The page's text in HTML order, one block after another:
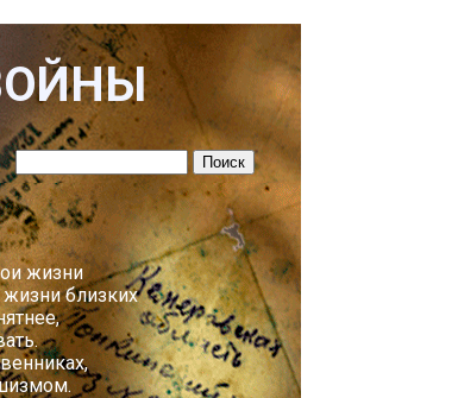
жизни
близких